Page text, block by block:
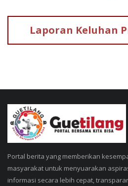
Laporan Keluhan
Portal berita yang memberikan
masyarakat untuk menyuarakan
informasi secara lebih cepat,